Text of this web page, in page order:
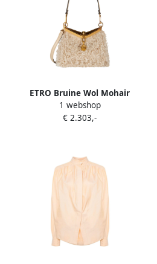
ETRO Bruine Wol Mohair
Mini Tas Beige Dames
1 webshop
€ 2.303,-